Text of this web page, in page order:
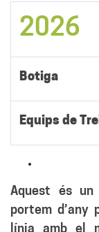
2026
Botiga
Equips de
Aquest és
portem d’any